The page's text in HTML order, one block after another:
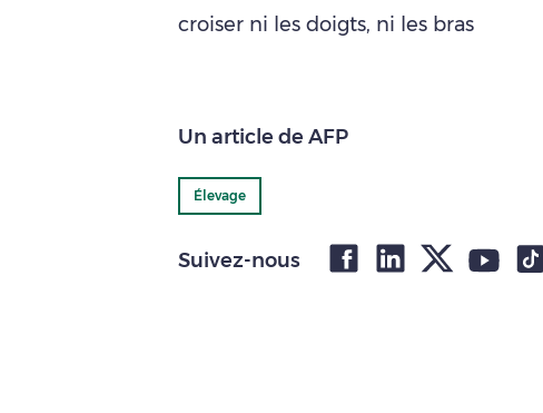
croiser ni les doigts, ni les bras
Un article de AFP
Élevage
Suivez-nous